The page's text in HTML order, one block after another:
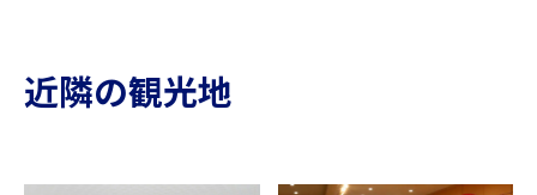
近隣の観光地